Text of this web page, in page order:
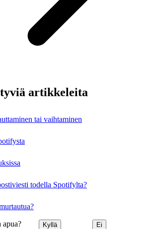
artikkeleita
tai vaihtaminen
todella Spotifylta?
apua? Kyllä Ei